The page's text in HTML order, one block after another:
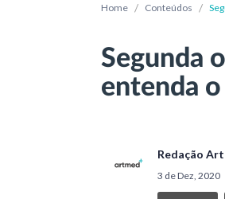
Home / Conteúdos /
Segunda
entenda
Redação
3 de Dez, 2020